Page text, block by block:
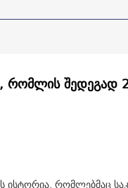
რომლის შედეგად
ისტორია, რომლებმაც